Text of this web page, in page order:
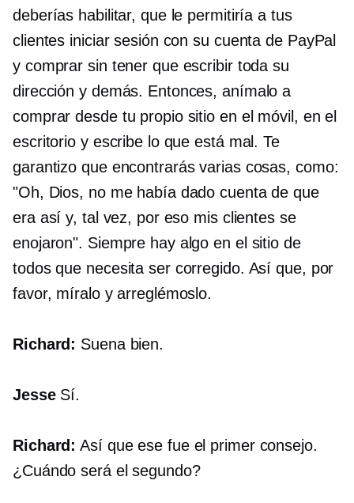
deberías habilitar, que le permitiría a tus
clientes iniciar sesión con su cuenta de PayPal
y comprar sin tener que escribir toda su
dirección y demás. Entonces, anímalo a
comprar desde tu propio sitio en el móvil, en el
escritorio y escribe lo que está mal. Te
garantizo que encontrarás varias cosas, como:
"Oh, Dios, no me había dado cuenta de que
era así y, tal vez, por eso mis clientes se
enojaron". Siempre hay algo en el sitio de
todos que necesita ser corregido. Así que, por
favor, míralo y arreglémoslo.
Richard: Suena bien.
JesseSí.
Richard: Así que ese fue el primer consejo.
¿Cuándo será el segundo?